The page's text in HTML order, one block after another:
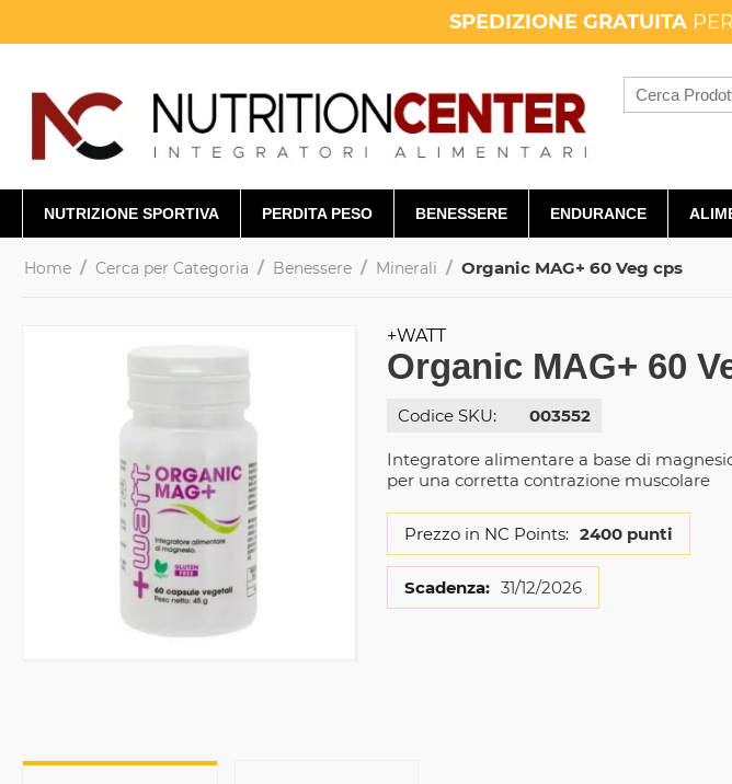
SPEDIZIONE GRATUITA
NUTRIZIONE SPORTIVA PERDITA PESO BENESSERE ENDURANCE
Home / Cerca per Categoria / Benessere / Minerali / Organic MAG+ 60 Veg cps
+WATT
Organic MAG+ 60
Codice SKU: 003552
Integratore alimentare a base di
per una corretta contrazione muscolare
Prezzo in NC Points: 2400 punti
Scadenza: 31/12/2026